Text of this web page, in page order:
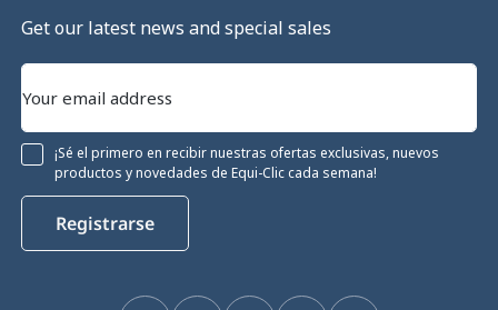
Get our latest news and special sales
¡Sé el primero en recibir nuestras ofertas exclusivas, nuevos
productos y novedades de Equi-Clic cada semana!
Registrarse